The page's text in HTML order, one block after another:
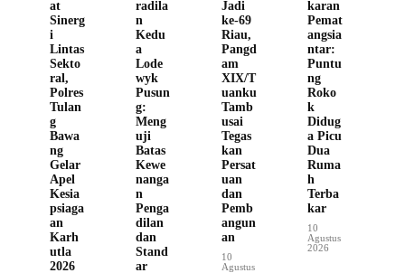
at
Sinerg
i
Lintas
Sekto
ral,
Polres
Tulan
g
Bawa
ng
Gelar
Apel
Kesia
psiaga
an
Karh
utla
2026
radila
n
Kedu
a
Lode
wyk
Pusun
g:
Meng
uji
Batas
Kewe
nanga
n
Penga
dilan
dan
Stand
ar
Jadi
ke-69
Riau,
Pangd
am
XIX/T
uanku
Tamb
usai
Tegas
kan
Persat
uan
dan
Pemb
angun
an
10
Agustus
karan
Pemat
angsia
ntar:
Puntu
ng
Roko
k
Didug
a Picu
Dua
Ruma
h
Terba
kar
10
Agustus
2026